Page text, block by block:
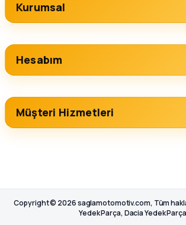
Kurumsal
Hesabım
Müşteri Hizmetleri
Copyright © 2026 saglamotomotiv.com, Tüm
Yedek Parça, Dacia Yedek Parça